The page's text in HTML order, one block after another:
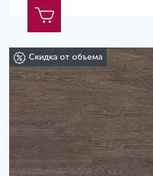
Скидка от объема